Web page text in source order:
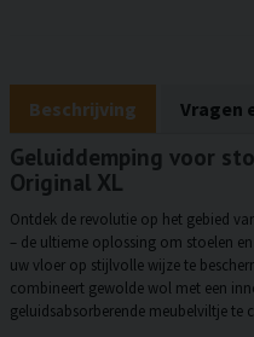
Beschrijving Vragen
Geluiddemping voor
Original XL
Ontdek de revolutie op het gebied
– de ultieme oplossing om stoelen
uw vloer op stijlvolle wijze te
combineert gewolde wol met een
geluidsabsorberende meubelviltje te